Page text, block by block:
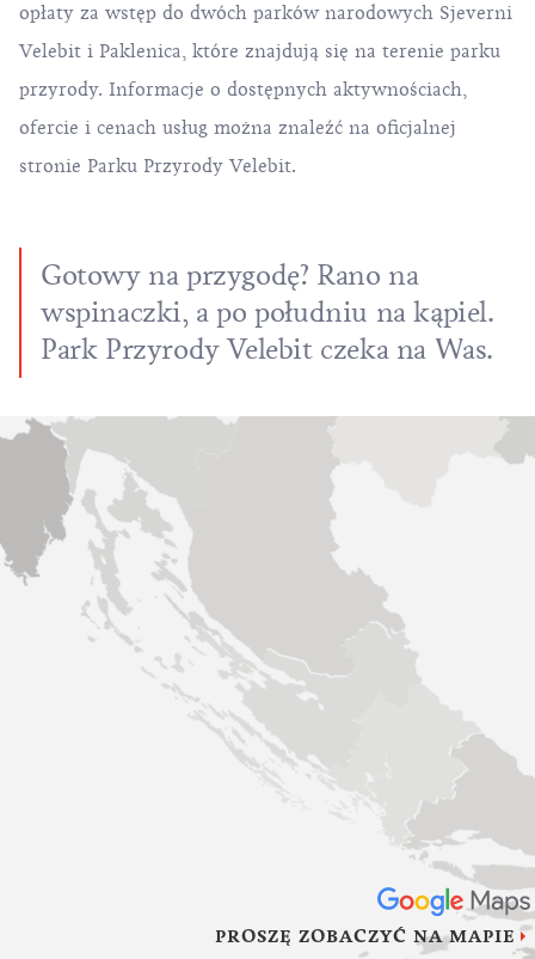
opłaty za wstęp do dwóch parków narodowych Sjeverni
Velebit i Paklenica, które znajdują się na terenie parku
przyrody. Informacje o dostępnych aktywnościach,
ofercie i cenach usług można znaleźć na oficjalnej
stronie Parku Przyrody Velebit.
Gotowy na przygodę? Rano na
wspinaczki, a po południu na kąpiel.
Park Przyrody Velebit czeka na Was.
PROSZĘ ZOBACZYĆ NA MAPIE